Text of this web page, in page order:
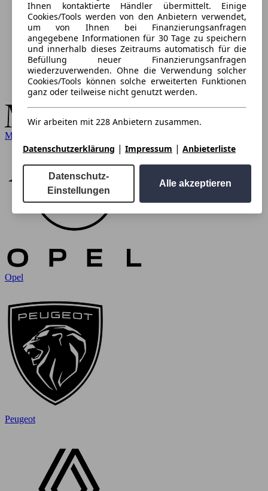
Ihnen kontaktierte Händler übermittelt. Einige
Cookies/Tools werden von den Anbietern verwendet,
um von Ihnen bei Finanzierungsanfragen
angegebene Informationen für 30 Tage zu speichern
und innerhalb dieses Zeitraums automatisch für die
Befüllung neuer Finanzierungsanfragen
wiederzuverwenden. Ohne die Verwendung solcher
Cookies/Tools können solche erweiterten Funktionen
ganz oder teilweise nicht genutzt werden.
Wir arbeiten mit 228 Anbietern zusammen.
Datenschutzerklärung | Impressum | Anbieterliste
Datenschutz-
Einstellungen
Alle akzeptieren
Mercedes-Benz
Opel
Peugeot